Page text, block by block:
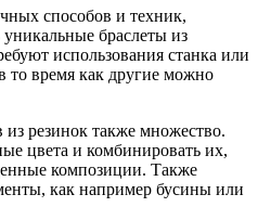
способов и техник,
уникальные браслеты из
использования станка или
то время как другие можно
из резинок также множество.
цвета и комбинировать их,
композиции. Также
как например бусины или